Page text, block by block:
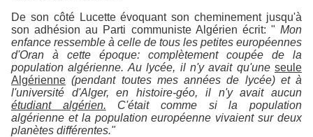
De son côté Lucette évoquant son cheminement jusqu'à
son adhésion au Parti communiste Algérien écrit: " Mon
enfance ressemble à celle de tous les petites européennes
d'Oran à cette époque: complètement coupée de la
population algérienne. Au lycée, il n'y avait qu'une seule
Algérienne (pendant toutes mes années de lycée) et à
l'université d'Alger, en histoire-géo, il n'y avait aucun
étudiant algérien.
C'était comme si la population
algérienne et la population européenne vivaient sur deux
planètes différentes."